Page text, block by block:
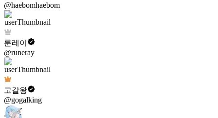
@haebomhaebom
룬레이
@runeray
고갈왕
@gogalking